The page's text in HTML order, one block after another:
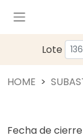
Lote
HOME
Fecha de cierre